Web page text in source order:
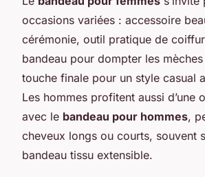
occasions variées : accessoire
cérémonie, outil pratique de
bandeau pour dompter les
touche finale pour un style casual
Les hommes profitent aussi d’une
avec le bandeau pour hommes,
cheveux longs ou courts, souvent
bandeau tissu extensible.